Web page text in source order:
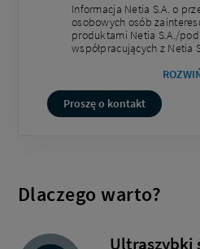
Informacja Netia S.A. o
osobowych osób
produktami Netia S.A./
współpracujących z Netia
Proszę o kontakt
Dlaczego warto?
Ultraszybki